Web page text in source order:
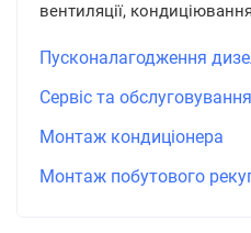
вентиляції, кондиціювання
Пусконалагодження
Сервіс та
Монтаж кондиціонера
Монтаж побутового